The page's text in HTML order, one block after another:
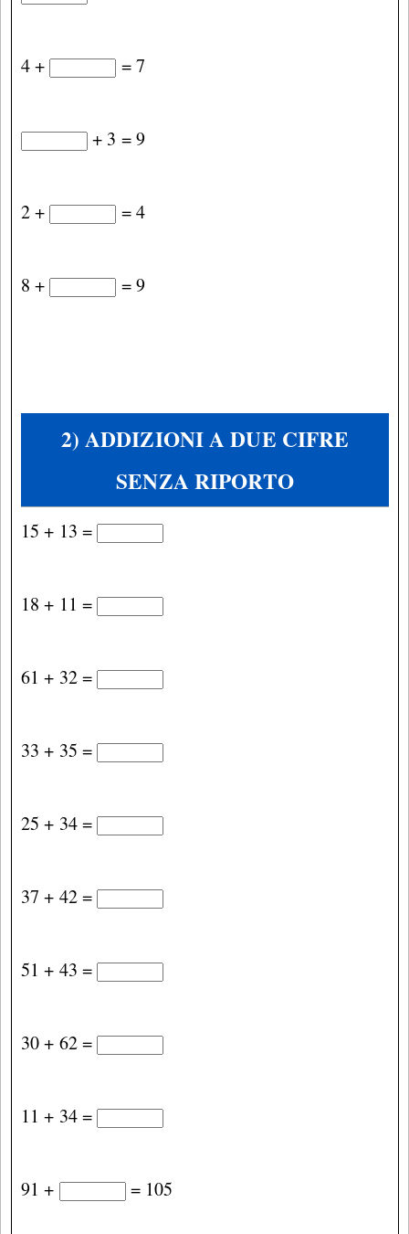
4 + = 7
+ 3 = 9
2 + = 4
8 + = 9
2) ADDIZIONI A DUE CIFRE
SENZA RIPORTO
15 + 13 =
18 + 11 =
61 + 32 =
33 + 35 =
25 + 34 =
37 + 42 =
51 + 43 =
30 + 62 =
11 + 34 =
91 + = 105